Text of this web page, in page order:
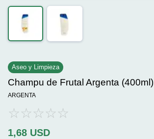
Aseo y Limpieza
Champu de Frutal Argenta (400ml)
ARGENTA
1,68 USD